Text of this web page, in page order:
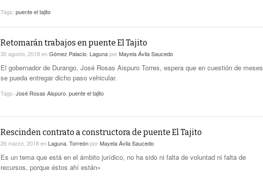
Tags: puente el tajito
Retomarán trabajos en puente El Tajito
30 agosto, 2018enGómez Palacio LagunaporMayela Ávila Saucedo
El gobernador de Durango, José Rosas Aispuro Torres, espera que en cuestión de meses
se pueda entregar dicho paso vehicular.
Tags: José Rosas Aispuro puente el tajito
Rescinden contrato a constructora de puente El Tajito
26 marzo, 2018en Laguna TorreónporMayela Ávila Saucedo
Es un tema que está en el ámbito jurídico, no ha sido ni falta de voluntad ni falta de
recursos, porque éstos ahí están»